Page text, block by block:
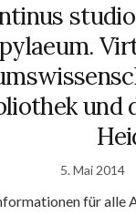
5. Mai 2014
für